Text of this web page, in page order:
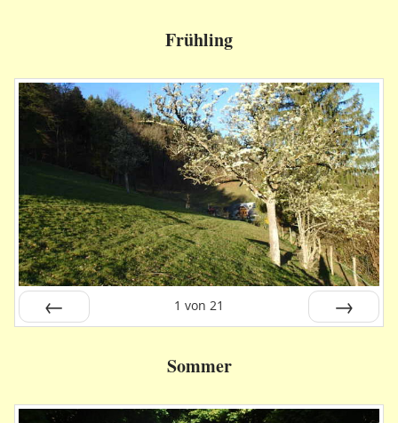
Frühling
1 von 21
Sommer